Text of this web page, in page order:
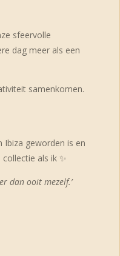
sfeervolle
dag meer als een
samenkomen.
geworden is en
als ik ✨
dan ooit mezelf.’